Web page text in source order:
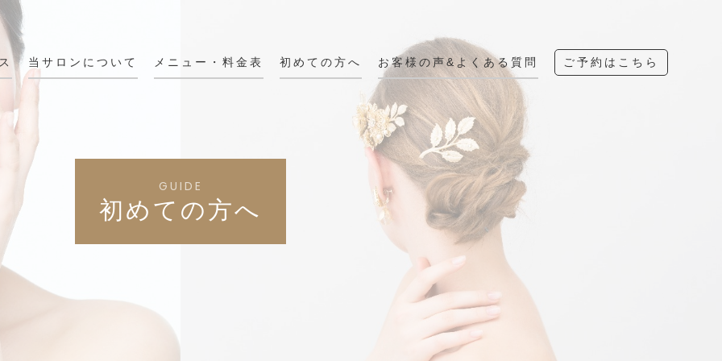
当サロンについて メニュー・料金表 初めての方へ お客様の声&よくある質問 ご予約はこちら
GUIDE
初めての方へ